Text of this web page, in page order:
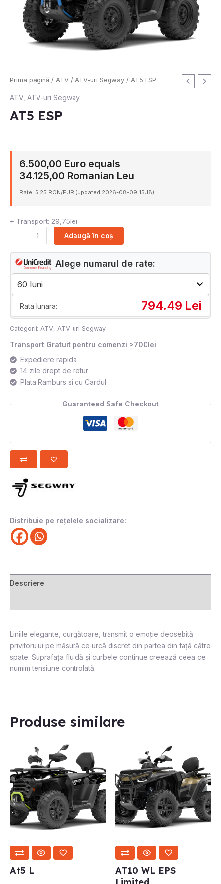
Prima pagină / ATV / ATV-uri Segway / AT5 ESP
ATV, ATV-uri Segway
AT5 ESP
6.500,00 Euro equals
34.125,00 Romanian Leu
Rate: 5.25 RON/EUR (updated 2026-08-09 15:18)
+ Transport: 29,75lei
Cantitate
ESP
Adaugă în coș
Alege numarul de rate:
Rata lunara: 794.49 Lei
Categorii: ATV, ATV-uri Segway
Transport Gratuit pentru comenzi >700lei
Expediere rapida
14 zile drept de retur
Plata Ramburs si cu Cardul
Guaranteed Safe Checkout
Distribuie pe rețelele socializare:
Descriere
Liniile elegante, curgătoare, transmit o emoție deosebită
privitorului pe măsură ce urcă discret din partea din față către
spate. Suprafața fluidă și curbele continue creează ceea ce
numim tensiune controlată.
Produse similare
At5 L
AT10 WL EPS